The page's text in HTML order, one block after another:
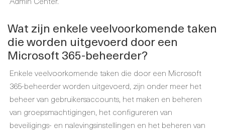
Wat zijn enkele veelvoorkomende taken
die worden uitgevoerd door een
Microsoft 365-beheerder?
Enkele veelvoorkomende taken die door een Microsoft
365-beheerder worden uitgevoerd, zijn onder meer het
beheer van gebruikersaccounts, het maken en beheren
van groepsmachtigingen, het configureren van
beveiligings- en nalevingsinstellingen en het beheren van